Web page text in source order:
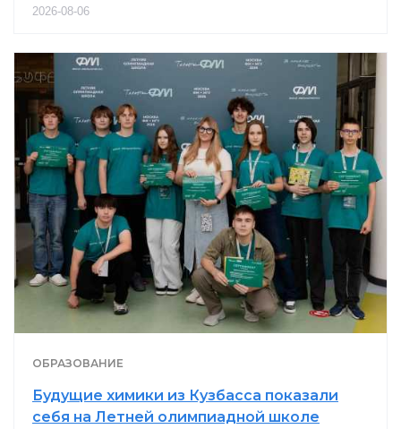
2026-08-06
ОБРАЗОВАНИЕ
Будущие химики из Кузбасса показали
себя на Летней олимпиадной школе